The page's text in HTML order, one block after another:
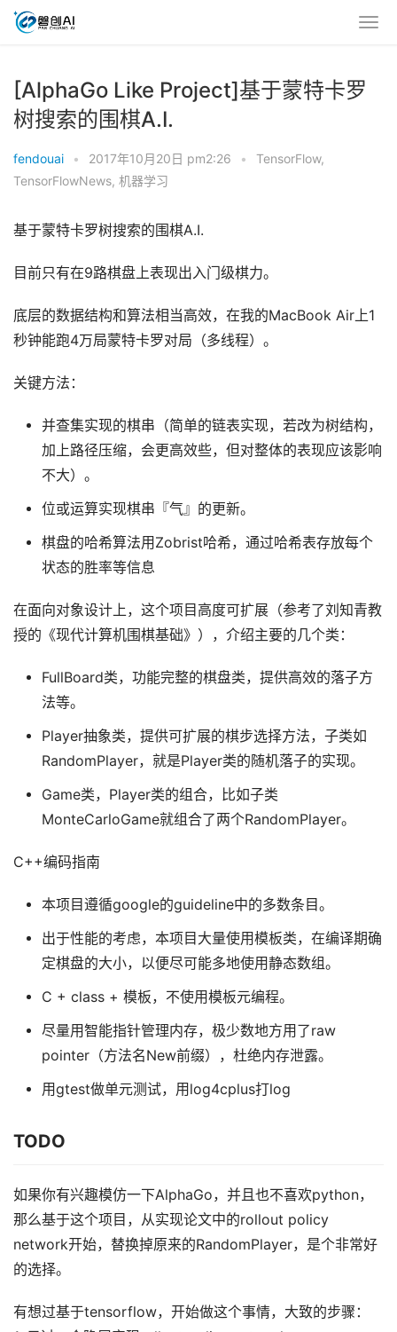
[AlphaGo Like Project]基于蒙特卡罗
树搜索的围棋A.I.
fendouai • 2017年10月20日 pm2:26 • TensorFlow,
TensorFlowNews, 机器学习
基于蒙特卡罗树搜索的围棋A.I.
目前只有在9路棋盘上表现出入门级棋力。
底层的数据结构和算法相当高效，在我的MacBook Air上1
秒钟能跑4万局蒙特卡罗对局（多线程）。
关键方法：
并查集实现的棋串（简单的链表实现，若改为树结构，
加上路径压缩，会更高效些，但对整体的表现应该影响
不大）。
位或运算实现棋串『气』的更新。
棋盘的哈希算法用Zobrist哈希，通过哈希表存放每个
状态的胜率等信息
在面向对象设计上，这个项目高度可扩展（参考了刘知青教
授的《现代计算机围棋基础》），介绍主要的几个类：
FullBoard类，功能完整的棋盘类，提供高效的落子方
法等。
Player抽象类，提供可扩展的棋步选择方法，子类如
RandomPlayer，就是Player类的随机落子的实现。
Game类，Player类的组合，比如子类
MonteCarloGame就组合了两个RandomPlayer。
C++编码指南
本项目遵循google的guideline中的多数条目。
出于性能的考虑，本项目大量使用模板类，在编译期确
定棋盘的大小，以便尽可能多地使用静态数组。
C + class + 模板，不使用模板元编程。
尽量用智能指针管理内存，极少数地方用了raw
pointer（方法名New前缀），杜绝内存泄露。
用gtest做单元测试，用log4cplus打log
TODO
如果你有兴趣模仿一下AlphaGo，并且也不喜欢python，
那么基于这个项目，从实现论文中的rollout policy
network开始，替换掉原来的RandomPlayer，是个非常好
的选择。
有想过基于tensorflow，开始做这个事情，大致的步骤：